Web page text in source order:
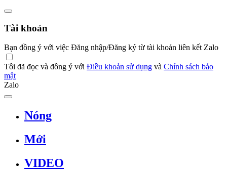
Tài khoản
Bạn đồng ý với việc Đăng nhập/Đăng ký từ tài khoản liên kết Zalo
Tôi đã đọc và đồng ý với Điều khoản sử dụng và Chính sách bảo
mật
Zalo
Nóng
Mới
VIDEO